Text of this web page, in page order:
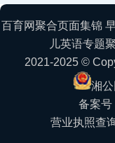
百育网聚合页面集锦
儿英语专题
2021-2025 ©
湘
备案号
营业执照查